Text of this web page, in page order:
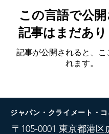
この言語で公
記事はまだあ
記事が公開されると、こ
れます。
ジャパン・クライメート・コ
〒105-0001 東京都港区